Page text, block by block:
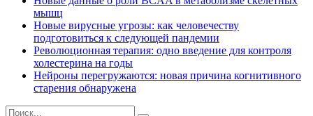
мышц
Новые вирусные угрозы: как человечеству
подготовиться к следующей пандемии
Революционная терапия: одно введение для контроля
холестерина на годы
Нейроны перегружаются: новая причина когнитивного
старения обнаружена